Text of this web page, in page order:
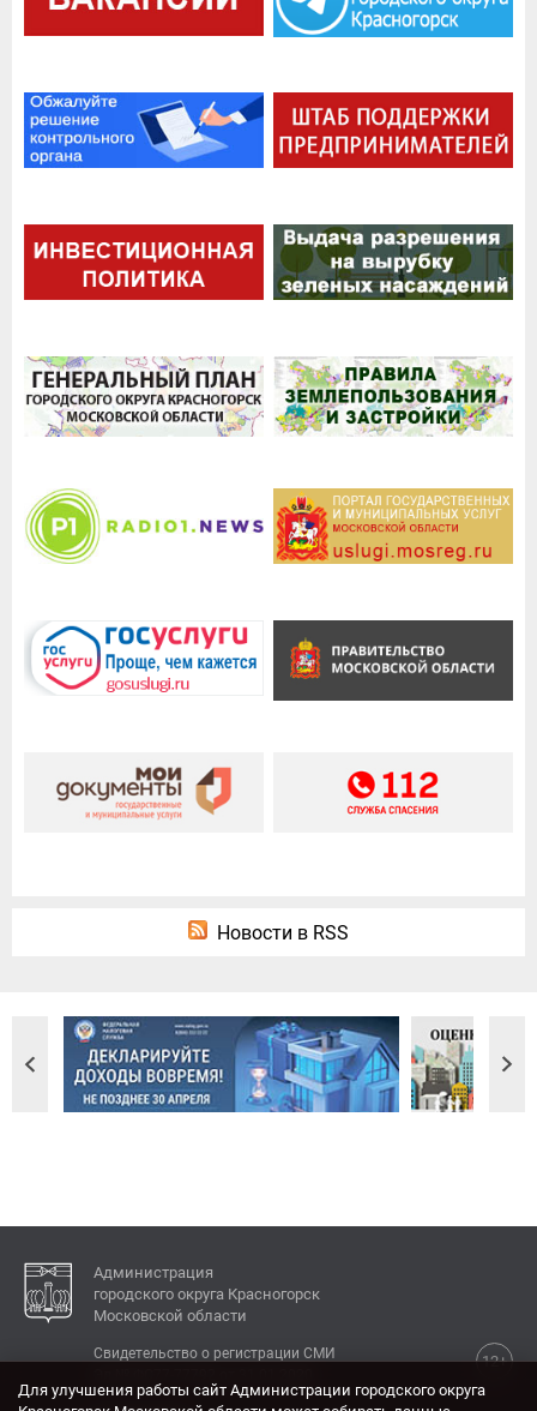
Новости в RSS
Администрация
городского округа Красногорск
Московской области
12+
Свидетельство о регистрации СМИ
Для улучшения работы сайт Администрации городского округа